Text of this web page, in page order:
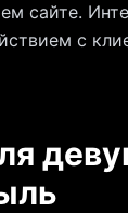
сайте.
с